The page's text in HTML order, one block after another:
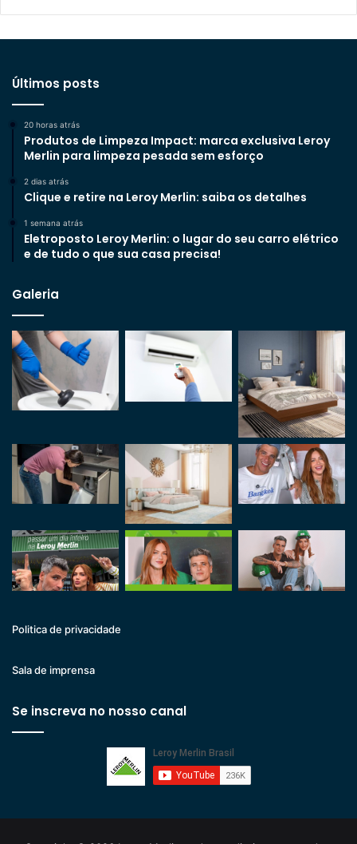
Últimos posts
20 horas atrás
Produtos de Limpeza Impact: marca exclusiva Leroy
Merlin para limpeza pesada sem esforço
2 dias atrás
Clique e retire na Leroy Merlin: saiba os detalhes
1 semana atrás
Eletroposto Leroy Merlin: o lugar do seu carro elétrico
e de tudo o que sua casa precisa!
Galeria
Politica de privacidade
Sala de imprensa
Se inscreva no nosso canal